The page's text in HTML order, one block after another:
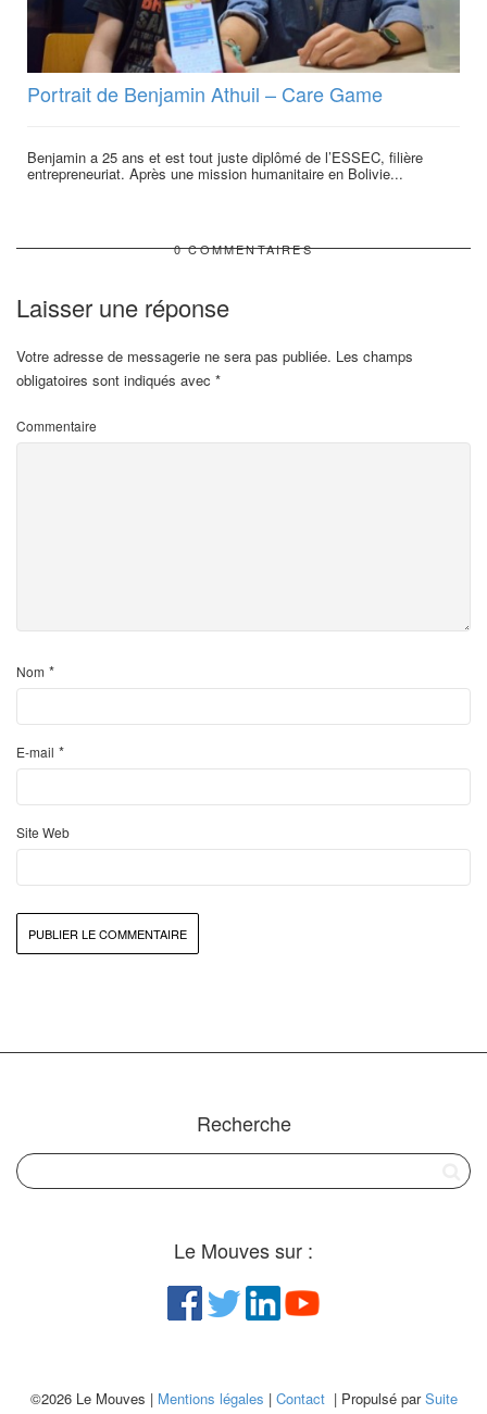
Portrait de Benjamin Athuil – Care Game
Benjamin a 25 ans et est tout juste diplômé de l’ESSEC, filière
entrepreneuriat. Après une mission humanitaire en Bolivie...
0 COMMENTAIRES
Laisser une réponse
Votre adresse de messagerie ne sera pas publiée. Les champs
obligatoires sont indiqués avec *
Commentaire
Nom *
E-mail *
Site Web
Recherche
Le Mouves sur :
©2026 Le Mouves | Mentions légales | Contact| Propulsé parSuite